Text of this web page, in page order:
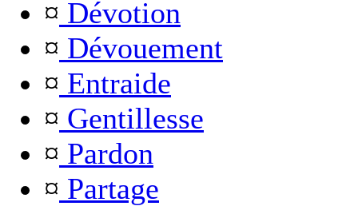
¤ Dévotion
¤ Dévouement
¤ Entraide
¤ Gentillesse
¤ Pardon
¤ Partage